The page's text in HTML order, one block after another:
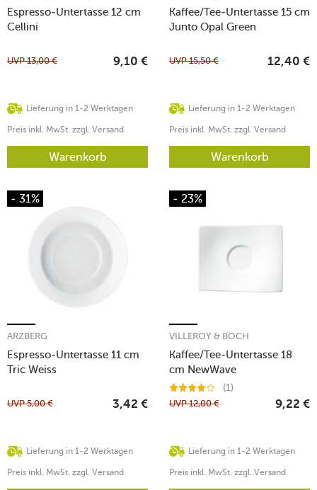
Espresso-Untertasse 12 cm
Cellini
Lieferung in 1-2 Werktagen
UVP13,00 € 9,10 €
Preis inkl. MwSt. zzgl. Versand
Warenkorb
Kaffee/Tee-Untertasse 15 cm
Junto Opal Green
Lieferung in 1-2 Werktagen
UVP15,50 € 12,40 €
Preis inkl. MwSt. zzgl. Versand
Warenkorb
- 31%
Espresso-Untertasse 11 cm
Tric Weiss
ARZBERG
Lieferung in 1-2 Werktagen
UVP5,00 € 3,42 €
Preis inkl. MwSt. zzgl. Versand
- 23%
Kaffee/Tee-Untertasse 18
cm NewWave
VILLEROY & BOCH
(1)
Lieferung in 1-2 Werktagen
UVP12,00 € 9,22 €
Preis inkl. MwSt. zzgl. Versand